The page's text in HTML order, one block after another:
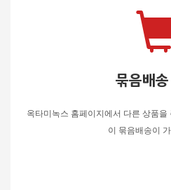
묶음배
옥타미녹스 홈페이지에서 다른 상품
이 묶음배송이